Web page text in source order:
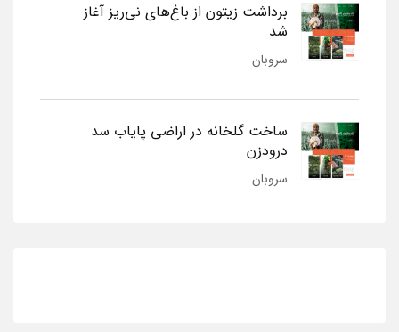
برداشت زیتون از باغ‌های نی‌ریز آغاز
شد
سروبان
ساخت گلخانه در اراضی پایاب سد
درودزن
سروبان